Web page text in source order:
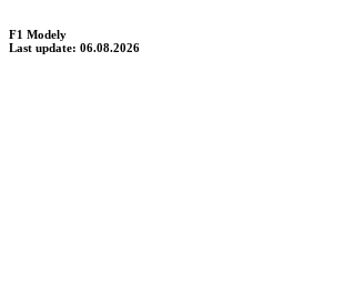
F1 Modely
Last update: 06.08.2026